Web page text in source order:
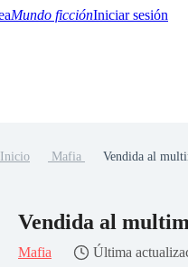
Mundo ficciónIniciar sesión
Inicio Mafia Vendida al
Vendida al
Mafia Última